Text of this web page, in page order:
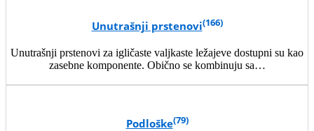
Unutrašnji prstenovi(166)
Unutrašnji prstenovi za igličaste valjkaste ležajeve dostupni su kao
zasebne komponente. Obično se kombinuju sa…
Podloške(79)